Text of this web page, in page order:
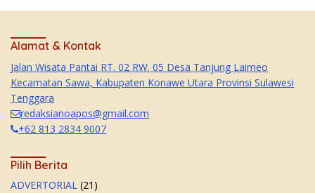
Alamat & Kontak
Jalan Wisata Pantai RT. 02 RW. 05 Desa Tanjung Laimeo
Kecamatan Sawa, Kabupaten Konawe Utara Provinsi Sulawesi
Tenggara
redaksianoapos@gmail.com
+62 813 2834 9007
Pilih Berita
ADVERTORIAL (21)